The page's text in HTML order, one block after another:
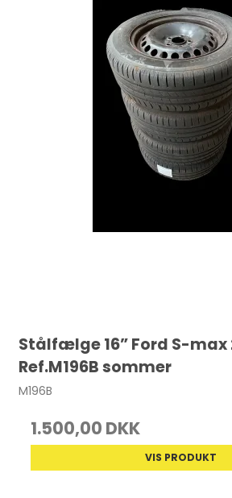
Stålfælge 16” Ford S-max
Ref.M196B sommer
M196B
1.500,00 DKK
VIS PRODUKT